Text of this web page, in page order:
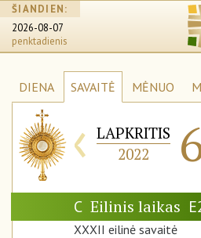
ŠIANDIEN:
2026-08-07
penktadienis
DIENA SAVAITĖ MĖNUO
‹ LAPKRITIS
2022
C Eilinis laikas
XXXII eilinė savaitė